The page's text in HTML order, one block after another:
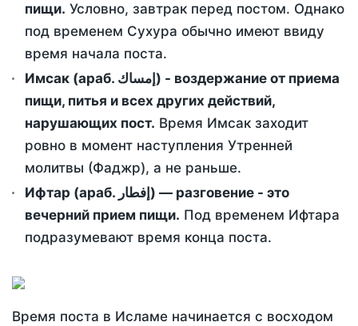
пищи. Условно, завтрак перед постом. Однако
под временем Сухура обычно имеют ввиду
время начала поста.
Имсак (араб. إمساك) - воздержание от приема
пищи, питья и всех других действий,
нарушающих пост. Время Имсак заходит
ровно в момент наступления Утренней
молитвы (Фаджр), а не раньше.
Ифтар (араб. إفطار) — разговение - это
вечерний прием пищи. Под временем Ифтара
подразумевают время конца поста.
Время поста в Исламе начинается с восходом